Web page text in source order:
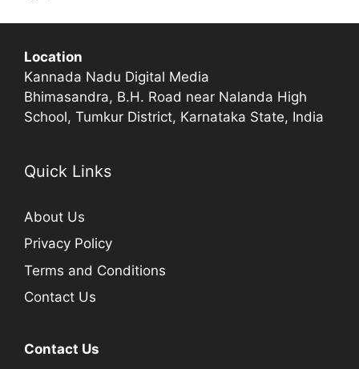
Location
Kannada Nadu Digital Media
Bhimasandra, B.H. Road near Nalanda High
School, Tumkur District, Karnataka State, India
Quick Links
About Us
Privacy Policy
Terms and Conditions
Contact Us
Contact Us